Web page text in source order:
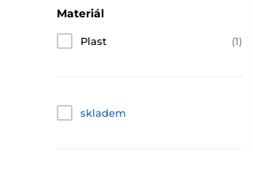
Materiál
Plast (1)
skladem